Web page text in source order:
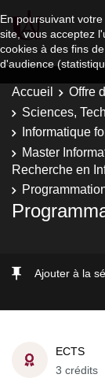
En poursuivant
site, vous acceptez
cookies à des fins
d'audience
Accueil Offre
Sciences,
Informatique
Master
Recherche en
Ajouter à la
ECTS
3 crédits